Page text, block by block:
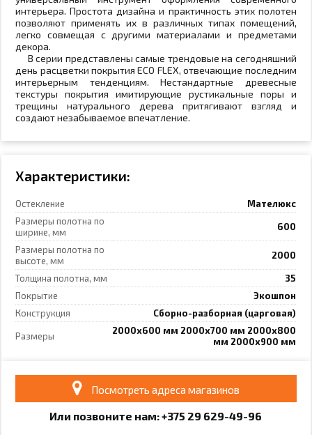
интерьера. Простота дизайна и практичность этих полотен
позволяют применять их в различных типах помещений,
легко совмещая с другими материалами и предметами
декора.
В серии представлены самые трендовые на сегодняшний
день расцветки покрытия ECO FLEX, отвечающие последним
интерьерным тенденциям. Нестандартные древесные
текстуры покрытия имитирующие рустикальные поры и
трещины натурального дерева притягивают взгляд и
создают незабываемое впечатление.
Характеристики:
Остекление
Мателюкс
Размеры полотна по
ширине, мм
600
Размеры полотна по
высоте, мм
2000
Толщина полотна, мм
35
Покрытие
Экошпон
Конструкция
Сборно-разборная (царговая)
Размеры
2000x600 мм 2000x700 мм 2000x800
мм 2000x900 мм
Посмотреть адреса магазинов
Или позвоните нам: +375 29 629-49-96